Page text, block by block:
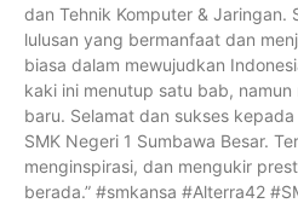
dan Tehnik Komputer & Jaringan.
lulusan yang bermanfaat dan
biasa dalam mewujudkan
kaki ini menutup satu bab,
baru. Selamat dan sukses
SMK Negeri 1 Sumbawa Besar.
menginspirasi, dan mengukir
berada.” #smkansa #Alterra42